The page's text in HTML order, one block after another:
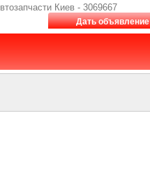
Киев - 3069667
Дать объявление